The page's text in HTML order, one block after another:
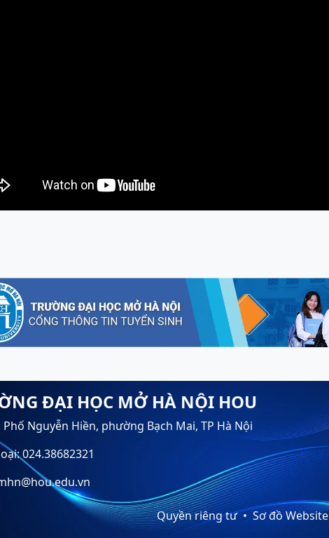
ĐẠI HỌC MỞ HÀ NỘI HOU
Nguyễn Hiền, phường Bạch Mai, TP Hà Nội
024.38682321
Quyền riêng tư Sơ đồ Website